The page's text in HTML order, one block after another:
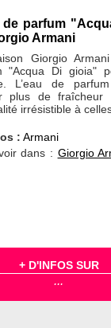
de parfum
Armani
Giorgio
"Acqua Di gioia"
L’eau de
plus de
irrésistible à
: Armani
dans : Giorgio
+ D'INFOS SUR
...